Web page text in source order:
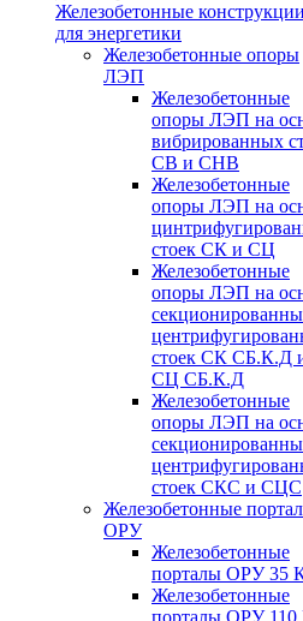
Железобетонные
для энергетики
Железобетонные опоры
ЛЭП
Железобетонные
опоры ЛЭП на
вибрированных
СВ и СНВ
Железобетонные
опоры ЛЭП на
стоек СК и СЦ
Железобетонные
опоры ЛЭП на
стоек СК СБ.К.Д
СЦ СБ.К.Д
Железобетонные
опоры ЛЭП на
стоек СКС и СЦС
Железобетонные
ОРУ
Железобетонные
порталы ОРУ 35
Железобетонные
порталы ОРУ